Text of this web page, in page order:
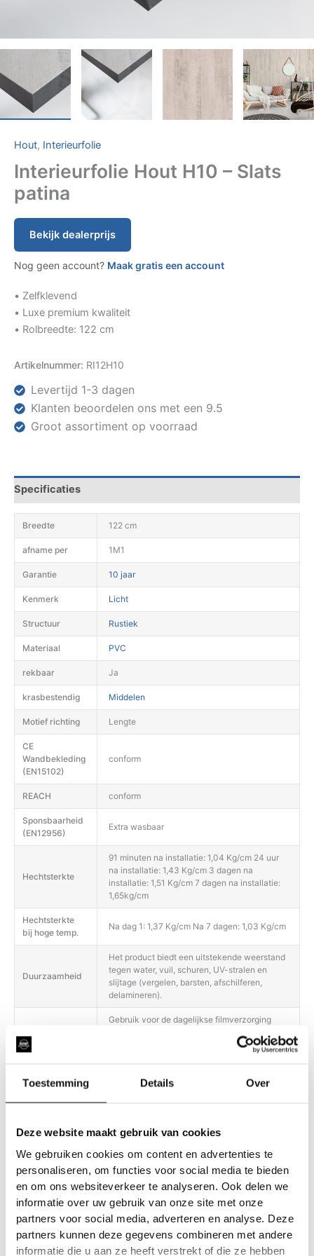
Toestemming Details Over
Deze website maakt gebruik van cookies
We gebruiken cookies om content en advertenties te
personaliseren, om functies voor social media te bieden
en om ons websiteverkeer te analyseren. Ook delen we
informatie over uw gebruik van onze site met onze
partners voor social media, adverteren en analyse. Deze
partners kunnen deze gegevens combineren met andere
informatie die u aan ze heeft verstrekt of die ze hebben
Hout, Interieurfolie
Interieurfolie Hout H10 – Slats
patina
Bekijk dealerprijs
Nog geen account? Maak gratis een account
• Zelfklevend
• Luxe premium kwaliteit
• Rolbreedte: 122 cm
Artikelnummer: RI12H10
Levertijd 1-3 dagen
Klanten beoordelen ons met een 9.5
Groot assortiment op voorraad
Specificaties
Breedte 122 cm
afname per 1M1
Garantie 10 jaar
Kenmerk Licht
Structuur Rustiek
Materiaal PVC
rekbaar Ja
krasbestendig Middelen
Motief richting Lengte
CE
Wandbekleding
(EN15102)
conform
REACH conform
Sponsbaarheid
(EN12956)
Extra wasbaar
Hechtsterkte
91 minuten na installatie: 1,04 Kg/cm 24 uur
na installatie: 1,43 Kg/cm 3 dagen na
installatie: 1,51 Kg/cm 7 dagen na installatie:
1,65kg/cm
Hechtsterkte
bij hoge temp.
Na dag 1: 1,37 Kg/cm Na 7 dagen: 1,03 Kg/cm
Duurzaamheid
Het product biedt een uitstekende weerstand
tegen water, vuil, schuren, UV-stralen en
slijtage (vergelen, barsten, afschilferen,
delamineren).
Onderhoud
Gebruik voor de dagelijkse filmverzorging
gebruik geen producten met een te zure of te
Gerelateerde producten